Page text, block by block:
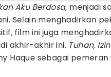
Aku Berdosa, menjadi
Selain menghadirkan
film ini juga
akhir-akhir ini. Tuhan,
Haque sebagai